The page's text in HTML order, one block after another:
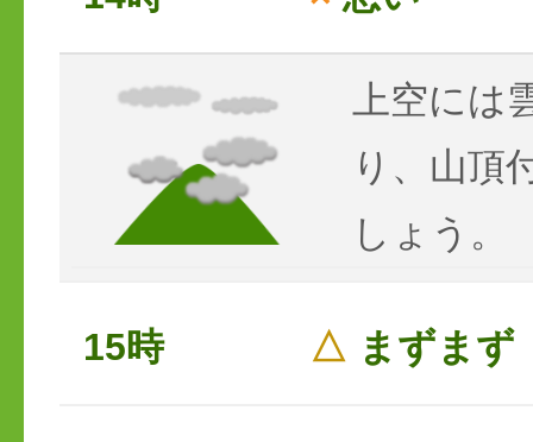
上空には
り、山頂
しょう。
15時 △ まずまず